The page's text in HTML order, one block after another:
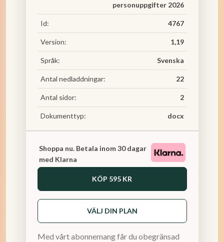
personuppgifter 2026
Id: 4767
Version: 1,19
Språk: Svenska
Antal nedladdningar: 22
Antal sidor: 2
Dokumenttyp: docx
Shoppa nu. Betala inom 30 dagar
med Klarna
KÖP 595 KR
VÄLJ DIN PLAN
Med vårt abonnemang får du obegränsad